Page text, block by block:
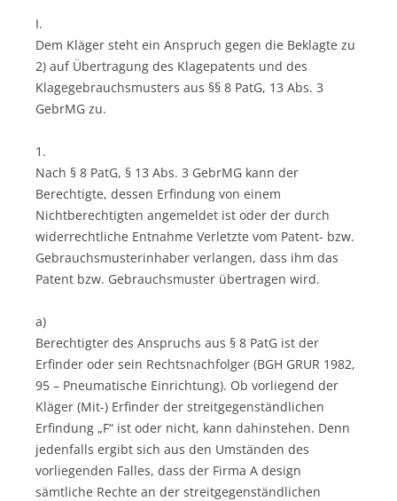
I.
Dem Kläger steht ein Anspruch gegen die Beklagte zu
2) auf Übertragung des Klagepatents und des
Klagegebrauchsmusters aus §§ 8 PatG, 13 Abs. 3
GebrMG zu.
1.
Nach § 8 PatG, § 13 Abs. 3 GebrMG kann der
Berechtigte, dessen Erfindung von einem
Nichtberechtigten angemeldet ist oder der durch
widerrechtliche Entnahme Verletzte vom Patent- bzw.
Gebrauchsmusterinhaber verlangen, dass ihm das
Patent bzw. Gebrauchsmuster übertragen wird.
a)
Berechtigter des Anspruchs aus § 8 PatG ist der
Erfinder oder sein Rechtsnachfolger (BGH GRUR 1982,
95 – Pneumatische Einrichtung). Ob vorliegend der
Kläger (Mit-) Erfinder der streitgegenständlichen
Erfindung „F“ ist oder nicht, kann dahinstehen. Denn
jedenfalls ergibt sich aus den Umständen des
vorliegenden Falles, dass der Firma A design
sämtliche Rechte an der streitgegenständlichen